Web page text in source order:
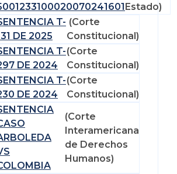
Estado)
T-
DE 2025
(Corte
Constitucional)
T-
DE 2024
(Corte
Constitucional)
T-
DE 2024
(Corte
Constitucional)
(Corte
Interamericana
de Derechos
Humanos)